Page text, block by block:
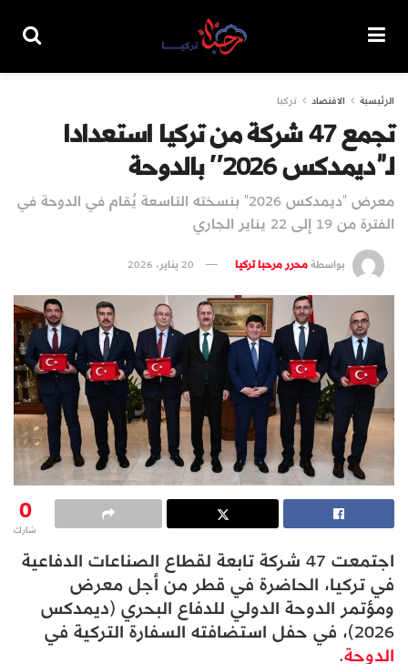
الرئيسية الاقتصاد تركيا
تجمع 47 شركة من تركيا استعدادا
لـ”ديمدكس 2026″ بالدوحة
معرض "ديمدكس 2026" بنسخته التاسعة يُقام في الدوحة في
الفترة من 19 إلى 22 يناير الجاري
بواسطةمحرر مرحبا تركيا 20 يناير، 2026
0
شارك
اجتمعت 47 شركة تابعة لقطاع الصناعات الدفاعية
في تركيا، الحاضرة في قطر من أجل معرض
ومؤتمر الدوحة الدولي للدفاع البحري (ديمدكس
2026)، في حفل استضافته السفارة التركية في
الدوحة.